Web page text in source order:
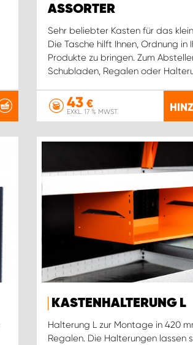
ASSORTER
Sehr beliebter Kasten für das
Die Tasche hilft Ihnen, Ordnung in
Produkte zu bringen. Zum
Schubladen, Regalen oder
43€
EXKL. 17 % MWST.
KASTENHALTERUNG L
Halterung L zur Montage in 420
Regalen. Die Halterungen lassen